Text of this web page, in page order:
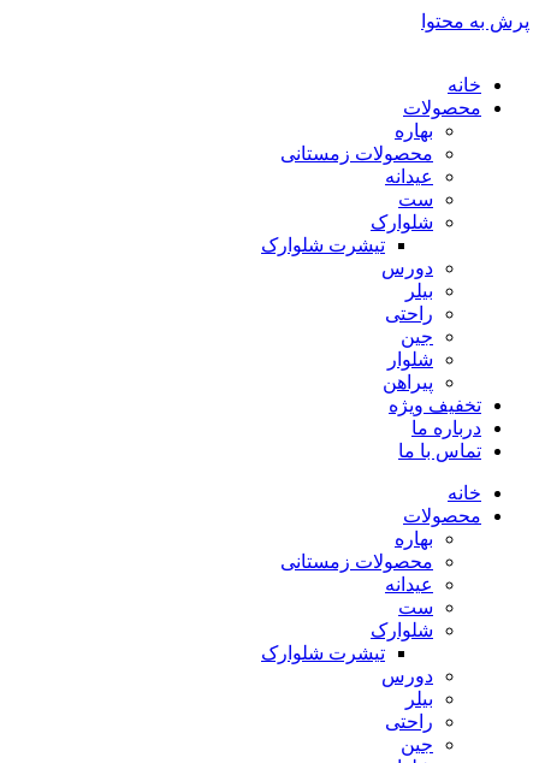
پرش به محتوا
خانه
محصولات
بهاره
محصولات زمستانی
عیدانه
ست
شلوارک
تیشرت شلوارک
دورس
بیلر
راحتی
جین
شلوار
پیراهن
تخفیف ویژه
درباره ما
تماس با ما
خانه
محصولات
بهاره
محصولات زمستانی
عیدانه
ست
شلوارک
تیشرت شلوارک
دورس
بیلر
راحتی
جین